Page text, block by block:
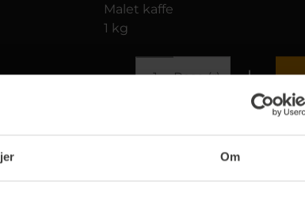
Om
Malet kaffe
1 kg
Pose (r)
Produktnummer5050/604